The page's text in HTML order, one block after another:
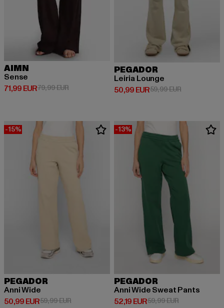
AIMN
Sense
71,99 EUR
Ajankohtainen hinta: 71,99 EUR
79,99 EURKampanjahinta: 79,99 EUR
PEGADOR
Leiria Lounge
50,99 EUR
Ajankohtainen hinta: 50,99 EUR
59,99 EUR
-15%
PEGADOR
Anni Wide
50,99 EUR
Ajankohtainen hinta: 50,99 EUR
59,99 EURKampanjahinta: 59,99 EUR
-13%
PEGADOR
Anni Wide Sweat Pants
52,19 EUR
Ajankohtainen hinta: 52,19 EUR
59,99 EUR